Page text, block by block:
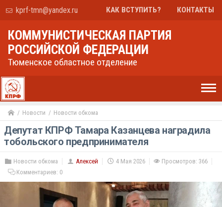
kprf-tmn@yandex.ru КАК ВСТУПИТЬ? КОНТАКТЫ
КОММУНИСТИЧЕСКАЯ ПАРТИЯ
РОССИЙСКОЙ ФЕДЕРАЦИИ
Тюменское областное отделение
Новости Новости обкома
Депутат КПРФ Тамара Казанцева наградила
тобольского предпринимателя
Новости обкома Алексей 4 Мая 2026
Просмотров: 366
Комментариев: 0